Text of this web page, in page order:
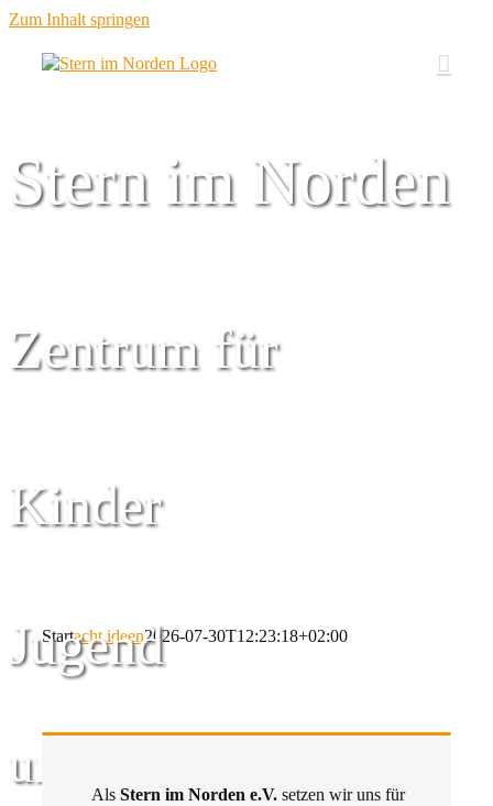
Zum Inhalt springen
Stern im Norden
Zentrum für
Kinder
Jugend
und Familie
Startacht ideen2026-07-30T12:23:18+02:00
Als Stern im Norden e.V. setzen wir uns für